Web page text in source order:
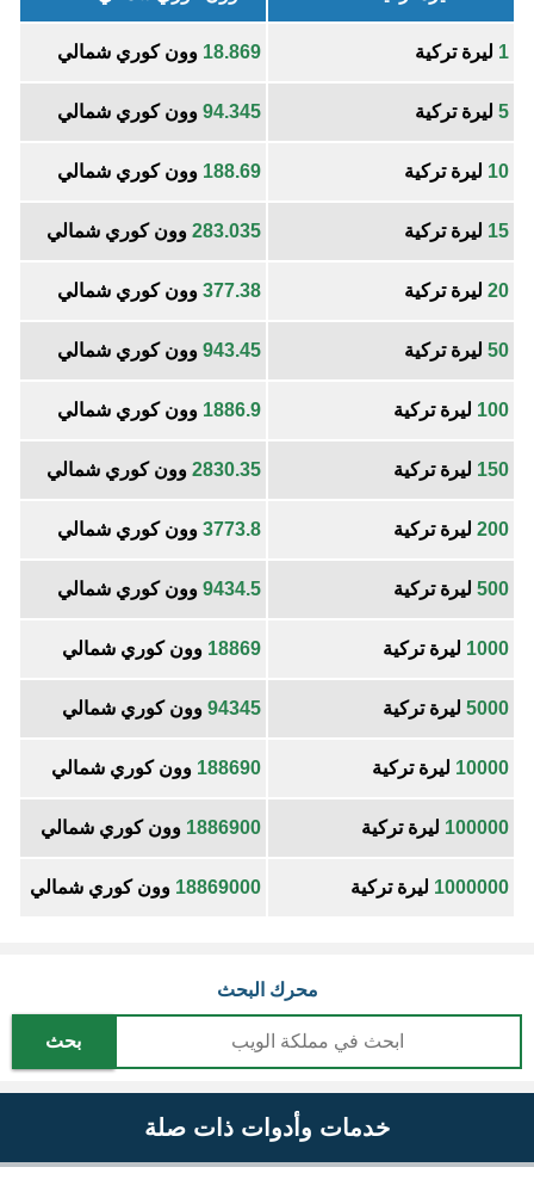
1 ليرة تركية 18.869 وون كوري شمالي
5 ليرة تركية 94.345 وون كوري شمالي
10 ليرة تركية 188.69 وون كوري شمالي
15 ليرة تركية 283.035 وون كوري شمالي
20 ليرة تركية 377.38 وون كوري شمالي
50 ليرة تركية 943.45 وون كوري شمالي
100 ليرة تركية 1886.9 وون كوري شمالي
150 ليرة تركية 2830.35 وون كوري شمالي
200 ليرة تركية 3773.8 وون كوري شمالي
500 ليرة تركية 9434.5 وون كوري شمالي
1000 ليرة تركية 18869 وون كوري شمالي
5000 ليرة تركية 94345 وون كوري شمالي
10000 ليرة تركية 188690 وون كوري شمالي
100000 ليرة تركية 1886900 وون كوري شمالي
1000000 ليرة تركية 18869000 وون كوري شمالي
محرك البحث
بحث
خدمات وأدوات ذات صلة